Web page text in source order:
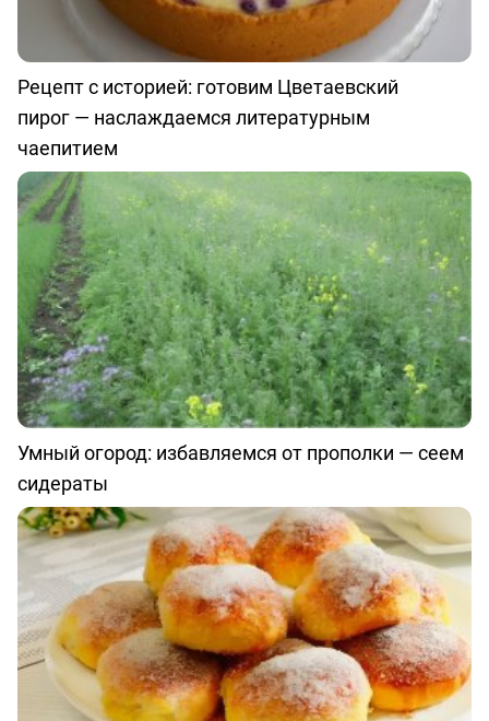
Рецепт с историей: готовим Цветаевский
пирог — наслаждаемся литературным
чаепитием
Умный огород: избавляемся от прополки — сеем
сидераты